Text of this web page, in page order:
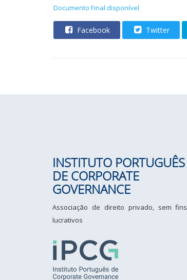
Documento Final disponível
Facebook Twitter
INSTITUTO PORTUGUÊS
DE CORPORATE
GOVERNANCE
Associação de direito privado, sem fins
lucrativos